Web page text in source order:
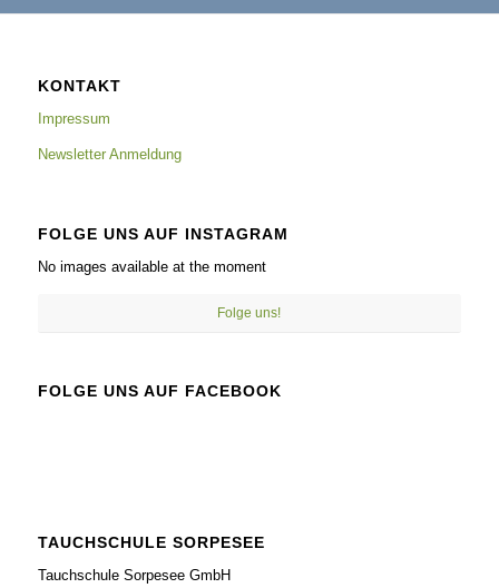
KONTAKT
Impressum
Newsletter Anmeldung
FOLGE UNS AUF INSTAGRAM
No images available at the moment
Folge uns!
FOLGE UNS AUF FACEBOOK
TAUCHSCHULE SORPESEE
Tauchschule Sorpesee GmbH